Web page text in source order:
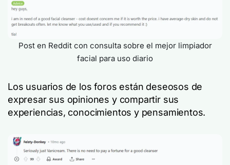
Post en Reddit con consulta sobre el mejor limpiador
facial para uso diario
Los usuarios de los foros están deseosos de
expresar sus opiniones y compartir sus
experiencias, conocimientos y pensamientos.